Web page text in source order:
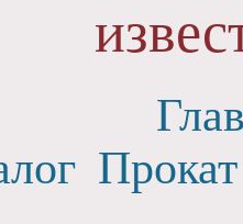
Прокат